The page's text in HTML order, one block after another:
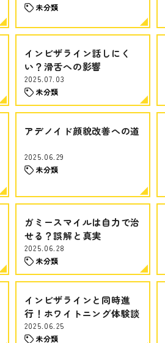
未分類
インビザライン話しにく
い？滑舌への影響
2025.07.03
未分類
アデノイド顔貌改善への道
2025.06.29
未分類
ガミースマイルは自力で治
せる？誤解と真実
2025.06.28
未分類
インビザラインと同時進
行！ホワイトニング体験談
2025.06.25
未分類